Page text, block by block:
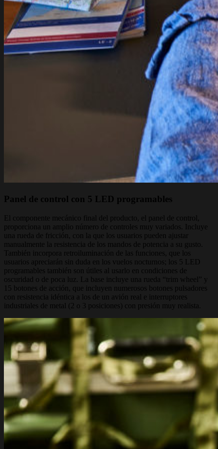
Panel de control con 5 LED programables
El componente mecánico final del producto, el panel de control,
proporciona un amplio número de controles muy variados. Incluye
una rueda de fricción, con la que los usuarios pueden ajustar
manualmente la resistencia de los mandos de potencia a su gusto.
También incorpora retroiluminación de las funciones, que los
usuarios apreciarán sin duda en los vuelos nocturnos; los 5 LED
programables también son útiles al usarlo en condiciones de
oscuridad o de poca luz. La base incluye una rueda “trim wheel” y
15 botones de acción, que incluyen numerosos botones pulsadores
con resistencia idéntica a los de un avión real e interruptores
industriales de metal (2 o 3 posiciones) con presión muy realista.